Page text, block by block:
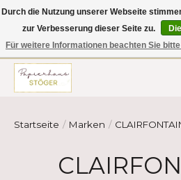
Hier finden Sie hochwertige Produkte im
Schreiben und vieles mehr! Erhalten Sie
Hause oder ins Büro geliefert!
Startseite / Marken /
Durch die Nutzung unserer Webseite
zur Verbesserung dieser Seite zu.
Für weitere Informationen beachten Sie